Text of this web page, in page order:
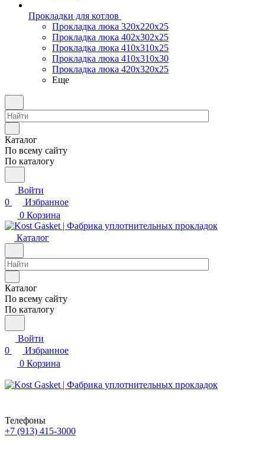
Прокладки для котлов
Прокладка люка 320x220x25
Прокладка люка 402x302x25
Прокладка люка 410x310x25
Прокладка люка 410х310х30
Прокладка люка 420x320x25
Еще
Каталог
По всему сайту
По каталогу
Войти
0
Избранное
0 Корзина
Каталог
Каталог
По всему сайту
По каталогу
Войти
0
Избранное
0 Корзина
Телефоны
+7 (913) 415-3000